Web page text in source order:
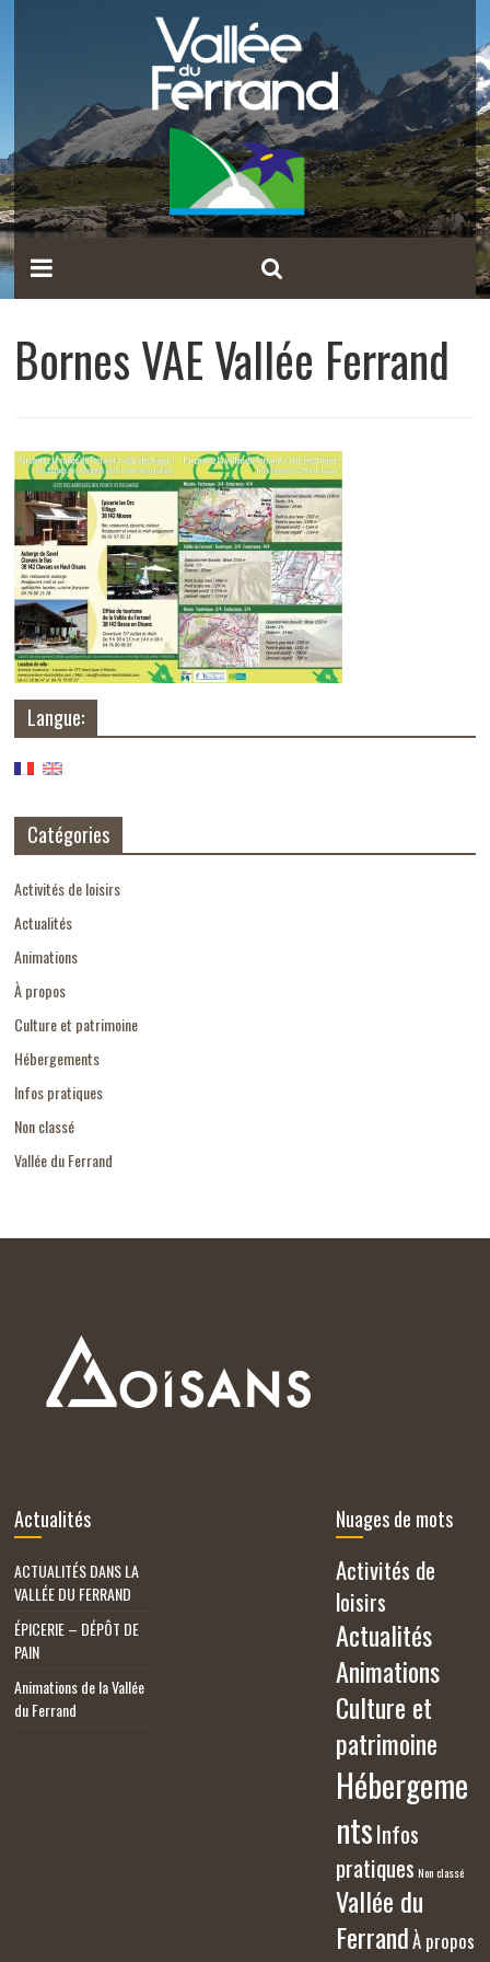
Bornes VAE Vallée Ferrand
Langue:
Catégories
Activités de loisirs
Actualités
Animations
À propos
Culture et patrimoine
Hébergements
Infos pratiques
Non classé
Vallée du Ferrand
Actualités
ACTUALITÉS DANS LA
VALLÉE DU FERRAND
ÉPICERIE – DÉPÔT DE
PAIN
Animations de la Vallée
du Ferrand
Nuages de mots
Activités de
loisirs
Actualités
Animations
Culture et
patrimoine
Hébergeme
ntsInfos
pratiques Non classé
Vallée du
FerrandÀ propos